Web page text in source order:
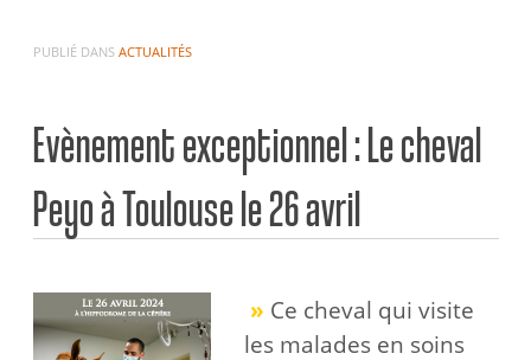
PUBLIÉ DANS ACTUALITÉS
Evènement exceptionnel : Le cheval
Peyo à Toulouse le 26 avril
» Ce cheval qui visite
les malades en soins